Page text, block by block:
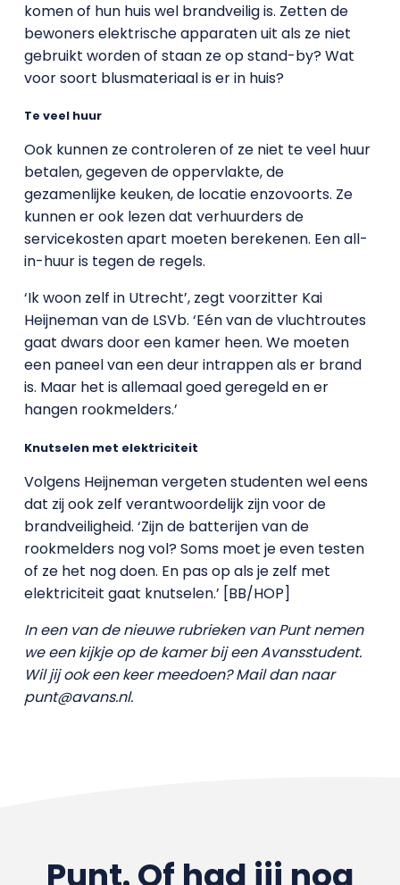
komen of hun huis wel brandveilig is. Zetten de
bewoners elektrische apparaten uit als ze niet
gebruikt worden of staan ze op stand-by? Wat
voor soort blusmateriaal is er in huis?
Te veel huur
Ook kunnen ze controleren of ze niet te veel huur
betalen, gegeven de oppervlakte, de
gezamenlijke keuken, de locatie enzovoorts. Ze
kunnen er ook lezen dat verhuurders de
servicekosten apart moeten berekenen. Een all-
in-huur is tegen de regels.
‘Ik woon zelf in Utrecht’, zegt voorzitter Kai
Heijneman van de LSVb. ‘Eén van de vluchtroutes
gaat dwars door een kamer heen. We moeten
een paneel van een deur intrappen als er brand
is. Maar het is allemaal goed geregeld en er
hangen rookmelders.’
Knutselen met elektriciteit
Volgens Heijneman vergeten studenten wel eens
dat zij ook zelf verantwoordelijk zijn voor de
brandveiligheid. ‘Zijn de batterijen van de
rookmelders nog vol? Soms moet je even testen
of ze het nog doen. En pas op als je zelf met
elektriciteit gaat knutselen.’ [BB/HOP]
In een van de nieuwe rubrieken van Punt nemen
we een kijkje op de kamer bij een Avansstudent.
Wil jij ook een keer meedoen? Mail dan naar
punt@avans.nl.
Punt. Of had jij nog